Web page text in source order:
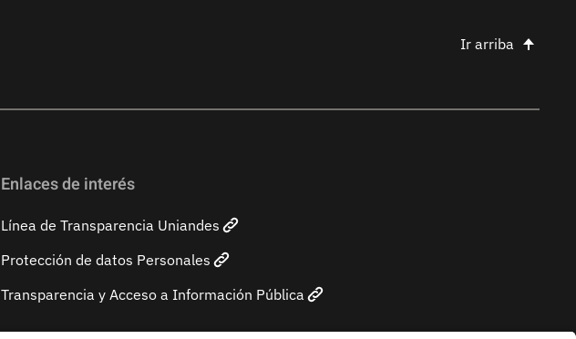
Ir arriba
Enlaces de interés
Línea de Transparencia Uniandes
Protección de datos Personales
Transparencia y Acceso a Información Pública